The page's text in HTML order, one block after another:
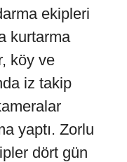
ekipleri
kurtarma
köy ve
iz takip
yaptı. Zorlu
dört gün